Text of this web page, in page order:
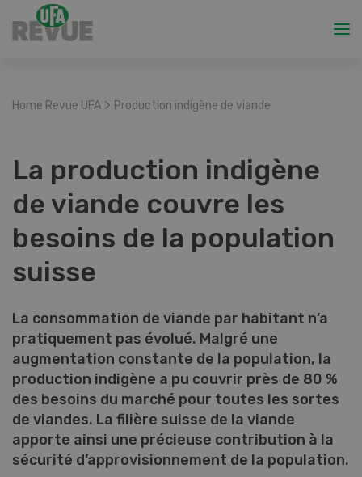
Home Revue UFA > Production indigène de viande
La production indigène
de viande couvre les
besoins de la population
suisse
La consommation de viande par habitant n’a
pratiquement pas évolué. Malgré une
augmentation constante de la population, la
production indigène a pu couvrir près de 80 %
des besoins du marché pour toutes les sortes
de viandes. La filière suisse de la viande
apporte ainsi une précieuse contribution à la
sécurité d’approvisionnement de la population.